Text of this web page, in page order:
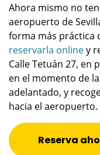
Ahora mismo no
aeropuerto de
forma más práctica
reservarla onliney
Calle Tetuán 27, en
en el momento de
adelantado, y
hacia el aeropuerto.
Reserva